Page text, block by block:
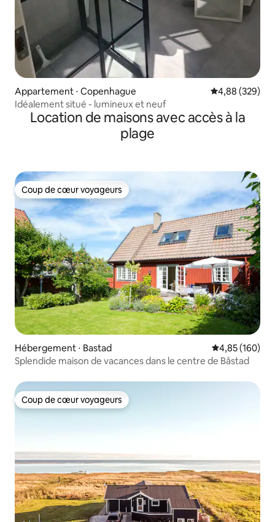
Appartement ⋅ Copenhague Évaluation
4,88 (329)
Idéalement situé - lumineux et neuf
Location de maisons avec accès à la
plage
Coup de cœur voyageurs
Coup de cœur voyageurs
Hébergement ⋅ Bastad Évaluation
4,85 (160)
Splendide maison de vacances dans le centre de Båstad
Coup de cœur voyageurs
Coup de cœur voyageurs